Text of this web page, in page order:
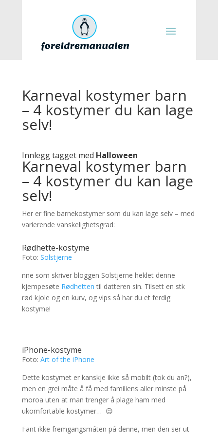
Karneval kostymer barn
– 4 kostymer du kan lage
selv!
Innlegg tagget med Halloween
Karneval kostymer barn
– 4 kostymer du kan lage
selv!
Her er fine barnekostymer som du kan lage selv – med
varierende vanskelighetsgrad:
Rødhette-kostyme
Foto: Solstjerne
nne som skriver bloggen Solstjerne heklet denne
kjempesøte Rødhetten til datteren sin. Tilsett en stk
rød kjole og en kurv, og vips så har du et ferdig
kostyme!
iPhone-kostyme
Foto: Art of the iPhone
Dette kostymet er kanskje ikke så mobilt (tok du an?),
men en grei måte å få med familiens aller minste på
moroa uten at man trenger å plage ham med
ukomfortable kostymer… 😉
Fant ikke fremgangsmåten på denne, men den ser ut